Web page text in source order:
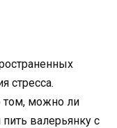
стресса.
можно ли
валерьянку с